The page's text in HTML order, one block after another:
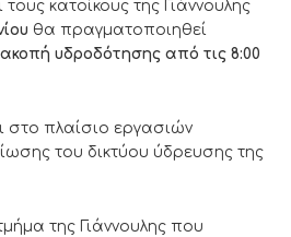
κατοίκους της Γιάννουλης
θα πραγματοποιηθεί
υδροδότησης από τις 8:00
στο πλαίσιο εργασιών
του δικτύου ύδρευσης της
της Γιάννουλης που